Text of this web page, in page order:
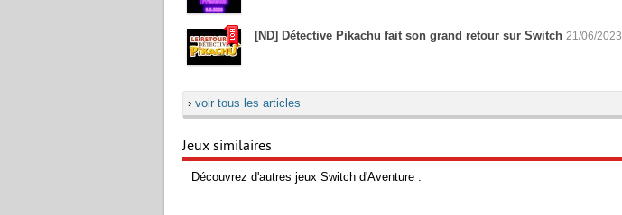
[ND] Détective Pikachu fait son grand retour sur Switch 21/06/2023
› voir tous les articles
Jeux similaires
Découvrez d'autres jeux Switch d'Aventure :